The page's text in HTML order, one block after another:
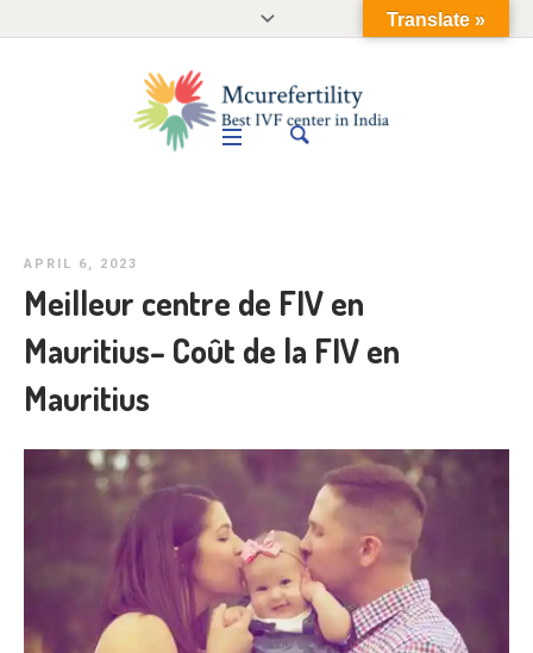
APRIL 6, 2023
Meilleur centre de FIV en
Mauritius– Coût de la FIV en
Mauritius
Translate »